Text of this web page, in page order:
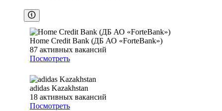
Home Credit Bank (ДБ АО «ForteBank»)
87 активных вакансий
Посмотреть
adidas Kazakhstan
18 активных вакансий
Посмотреть